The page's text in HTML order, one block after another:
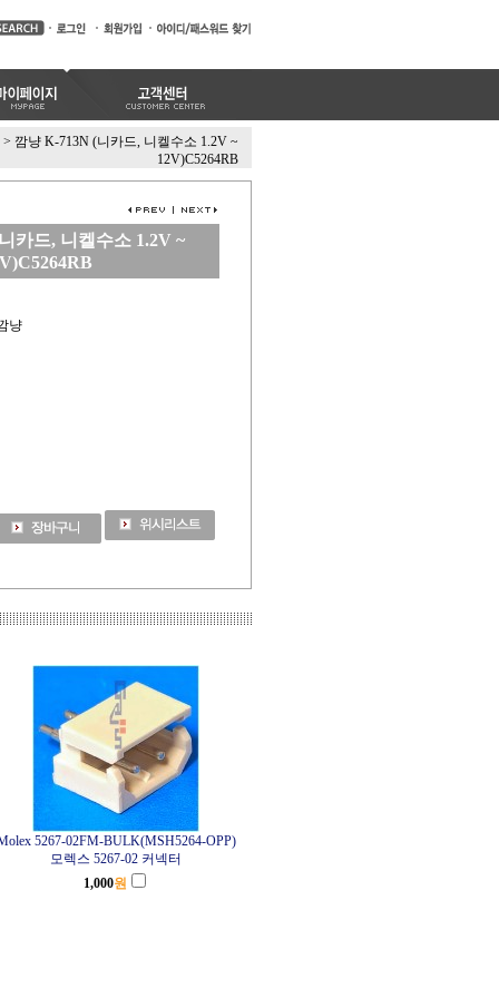
> 깜냥 K-713N (니카드, 니켈수소 1.2V ~
12V)C5264RB
카드, 니켈수소 1.2V ~
냥
5267-02FM-BULK(MSH5264-OPP)
모렉스 5267-02 커넥터
1,000원